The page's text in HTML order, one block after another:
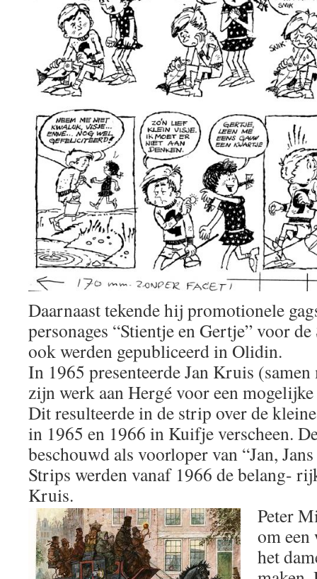
Daarnaast tekende hij promotionele
personages “Stientje en Gertje” voor
ook werden gepubliceerd in Olidin.
In 1965 presenteerde Jan Kruis
zijn werk aan Hergé voor een
Dit resulteerde in de strip over de
in 1965 en 1966 in Kuifje verscheen.
beschouwd als voorloper van “Jan,
Strips werden vanaf 1966 de belang-
Kruis.
Peter
om
het